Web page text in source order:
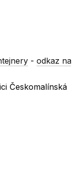
-odkaz na
Českomalínská